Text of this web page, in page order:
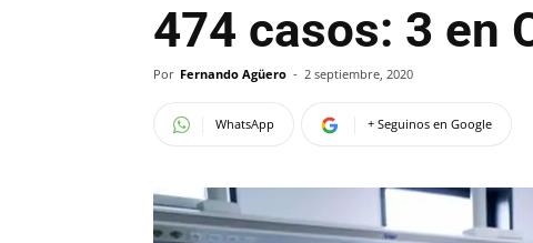
474 casos: 3 en
Por Fernando Agüero - 2 septiembre, 2020
WhatsApp + Seguinos en Google